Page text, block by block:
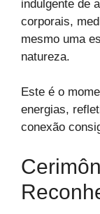
indulgente de
corporais,
mesmo uma
natureza.
Este é o
energias,
conexão